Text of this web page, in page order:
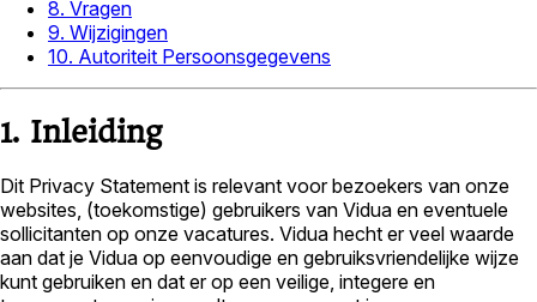
8. Vragen
9. Wijzigingen
10. Autoriteit Persoonsgegevens
1. Inleiding
Dit Privacy Statement is relevant voor bezoekers van onze
websites, (toekomstige) gebruikers van Vidua en eventuele
sollicitanten op onze vacatures. Vidua hecht er veel waarde
aan dat je Vidua op eenvoudige en gebruiksvriendelijke wijze
kunt gebruiken en dat er op een veilige, integere en